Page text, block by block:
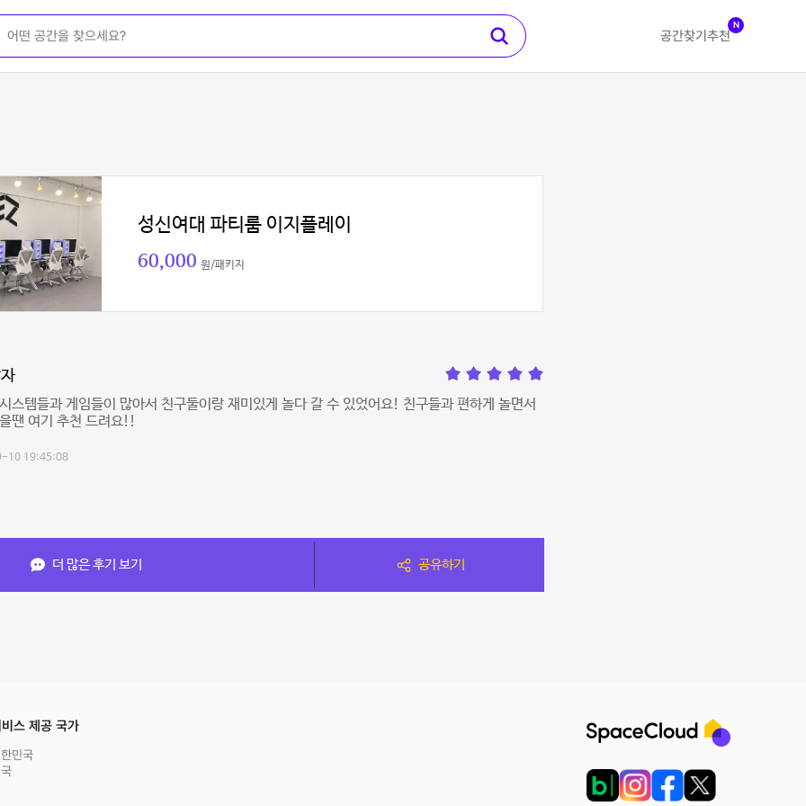
공간찾기 추천
N
성신여대 파티룸 이지플레이
60,000 원/패키지
스템들과 게임들이 많아서 친구둘이랑 재미있게 놀다 갈 수 있었어요! 친구들과 편하게 놀면서
땐 여기 추천 드려요!!
10 19:45:08
더 많은 후기 보기 공유하기
스 제공 국가
민국